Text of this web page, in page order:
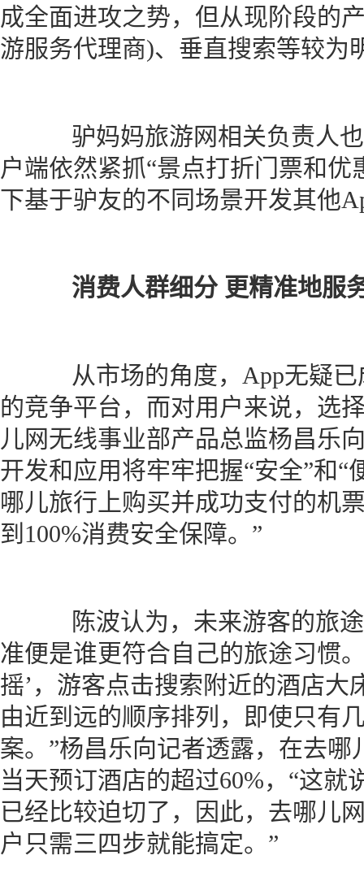
成全面进攻之势，但从现阶段的
游服务代理商)、垂直搜索等较为
驴妈妈旅游网相关负责人也
户端依然紧抓“景点打折门票和
下基于驴友的不同场景开发其他
消费人群细分 更精准地服
从市场的角度，App无疑已
的竞争平台，而对用户来说，选
儿网无线事业部产品总监杨昌乐
开发和应用将牢牢把握“安全”和“
哪儿旅行上购买并成功支付的机
到100%消费安全保障。”
陈波认为，未来游客的旅途
准便是谁更符合自己的旅途习惯
摇’，游客点击搜索附近的酒店
由近到远的顺序排列，即使只有
案。”杨昌乐向记者透露，在去
当天预订酒店的超过60%，“这
已经比较迫切了，因此，去哪儿
户只需三四步就能搞定。”